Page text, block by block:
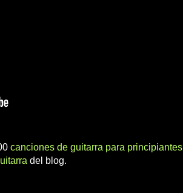
canciones de guitarra para principiantes
del blog.